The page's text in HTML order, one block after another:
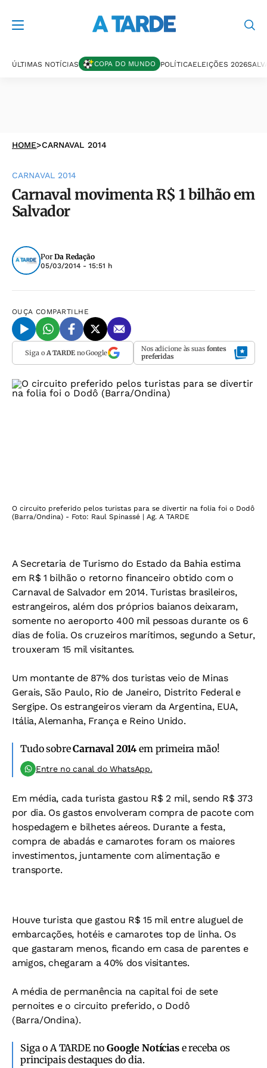
ÚLTIMAS NOTÍCIAS COPA DO MUNDO POLÍTICAELEIÇÕES 2026
HOME>CARNAVAL 2014
CARNAVAL 2014
Carnaval movimenta R$ 1 bilhão em
Salvador
Por Da Redação
05/03/2014 - 15:51 h
OUÇA COMPARTILHE
Siga o A TARDEno Google Nos adicione às suas fontes
preferidas
O circuito preferido pelos turistas para se divertir na folia foi o Dodô
(Barra/Ondina) - Foto: Raul Spinassé | Ag. A TARDE
A Secretaria de Turismo do Estado da Bahia estima
em R$ 1 bilhão o retorno financeiro obtido com o
Carnaval de Salvador em 2014. Turistas brasileiros,
estrangeiros, além dos próprios baianos deixaram,
somente no aeroporto 400 mil pessoas durante os 6
dias de folia. Os cruzeiros marítimos, segundo a Setur,
trouxeram 15 mil visitantes.
Um montante de 87% dos turistas veio de Minas
Gerais, São Paulo, Rio de Janeiro, Distrito Federal e
Sergipe. Os estrangeiros vieram da Argentina, EUA,
Itália, Alemanha, França e Reino Unido.
Tudo sobreCarnaval 2014 em primeira mão!
Entre no canal do WhatsApp.
Em média, cada turista gastou R$ 2 mil, sendo R$ 373
por dia. Os gastos envolveram compra de pacote com
hospedagem e bilhetes aéreos. Durante a festa,
compra de abadás e camarotes foram os maiores
investimentos, juntamente com alimentação e
transporte.
Houve turista que gastou R$ 15 mil entre aluguel de
embarcações, hotéis e camarotes top de linha. Os
que gastaram menos, ficando em casa de parentes e
amigos, chegaram a 40% dos visitantes.
A média de permanência na capital foi de sete
pernoites e o circuito preferido, o Dodô
(Barra/Ondina).
Siga o A TARDE noGoogle Notíciase receba os
principais destaques do dia.